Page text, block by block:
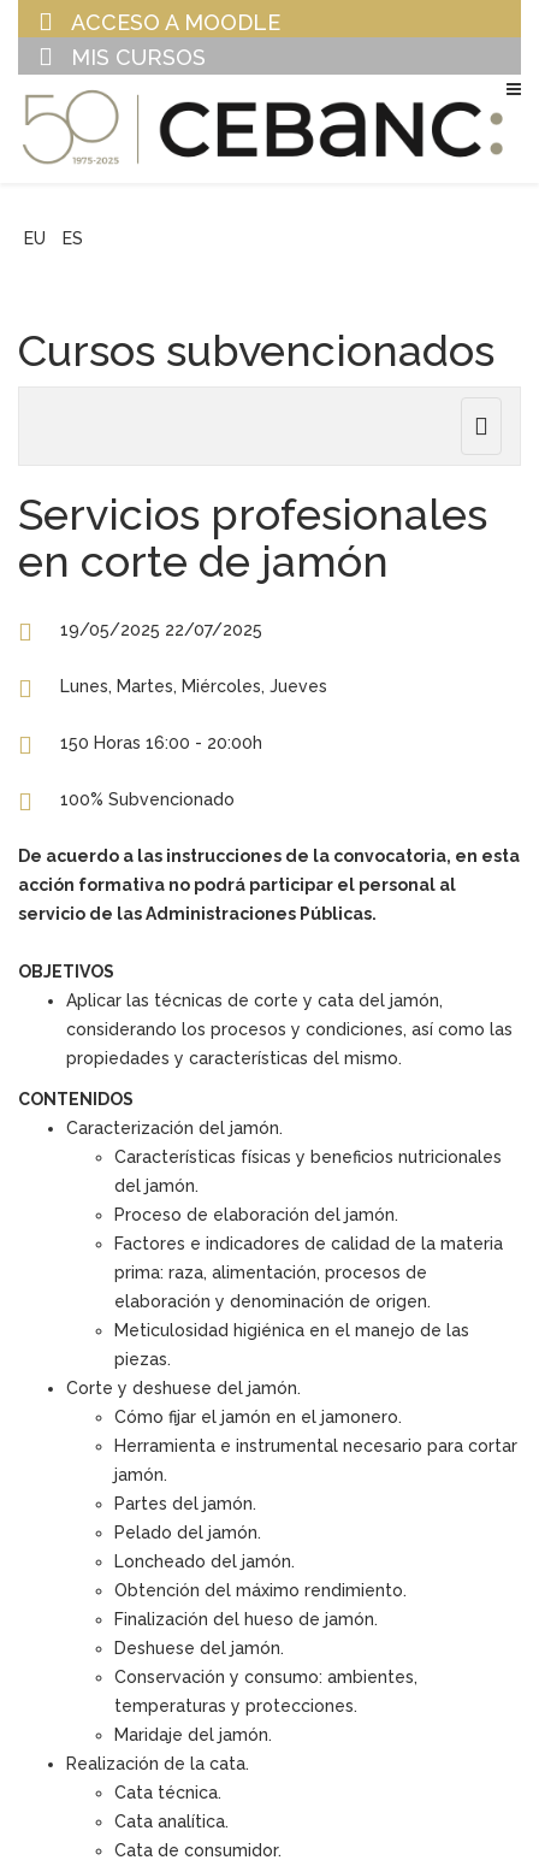
ACCESO A MOODLE
MIS CURSOS
EU ES
Cursos subvencionados
Toggle
Servicios profesionales
en corte de jamón
19/05/2025 22/07/2025
Lunes, Martes, Miércoles, Jueves
150 Horas 16:00 - 20:00h
100% Subvencionado
De acuerdo a las instrucciones de la convocatoria, en esta
acción formativa no podrá participar el personal al
servicio de las Administraciones Públicas.
OBJETIVOS
Aplicar las técnicas de corte y cata del jamón,
considerando los procesos y condiciones, así como las
propiedades y características del mismo.
CONTENIDOS
Caracterización del jamón.
Características físicas y beneficios nutricionales
del jamón.
Proceso de elaboración del jamón.
Factores e indicadores de calidad de la materia
prima: raza, alimentación, procesos de
elaboración y denominación de origen.
Meticulosidad higiénica en el manejo de las
piezas.
Corte y deshuese del jamón.
Cómo fijar el jamón en el jamonero.
Herramienta e instrumental necesario para cortar
jamón.
Partes del jamón.
Pelado del jamón.
Loncheado del jamón.
Obtención del máximo rendimiento.
Finalización del hueso de jamón.
Deshuese del jamón.
Conservación y consumo: ambientes,
temperaturas y protecciones.
Maridaje del jamón.
Realización de la cata.
Cata técnica.
Cata analítica.
Cata de consumidor.